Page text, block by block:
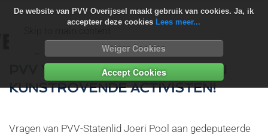
De website van PVV Overijssel maakt gebruik van cookies. Ja, ik
accepteer deze cookies Lees meer...
Weiger Cookies
Accept Cookies
Skip to main content
PVV WIL MAATREGELEN TEGEN
KUNSTROVENDE ACTIVISTEN!
Vragen van PVV-Statenlid Joeri Pool aan gedeputeerde